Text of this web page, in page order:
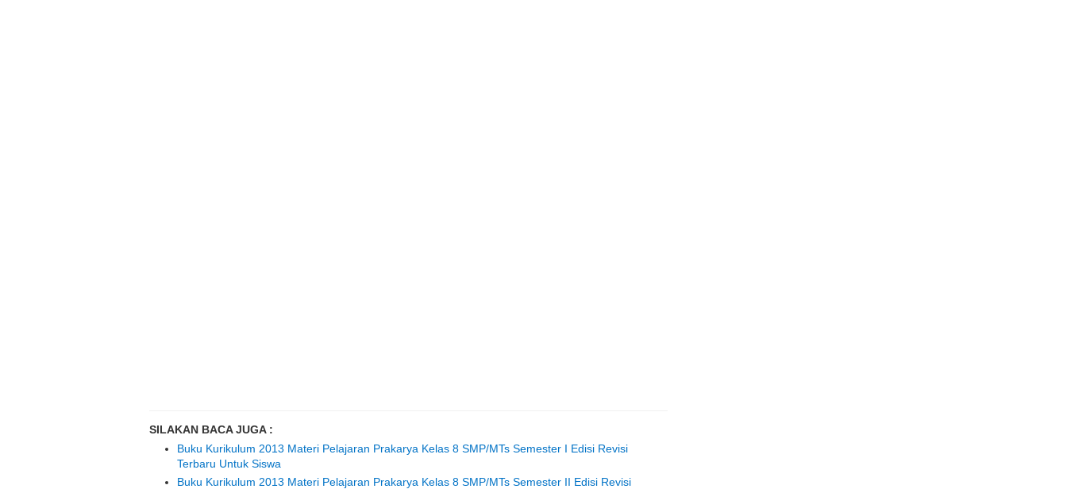
SILAKAN BACA JUGA :
Buku Kurikulum 2013 Materi Pelajaran Prakarya Kelas 8 SMP/MTs Semester I Edisi Revisi
Terbaru Untuk Siswa
Buku Kurikulum 2013 Materi Pelajaran Prakarya Kelas 8 SMP/MTs Semester II Edisi Revisi